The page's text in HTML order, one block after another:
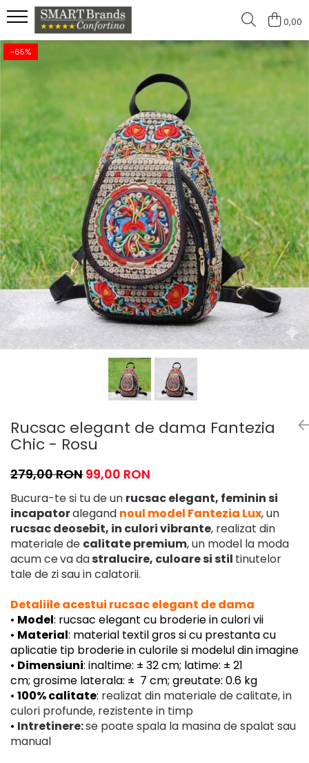
0,00
Rucsac elegant de dama Fantezia
Chic - Rosu
-65%
279,00 RON 99,00 RON
Bucura-te si tu de un rucsac elegant, feminin si
incapatoralegand noul model Fantezia Lux, un
rucsac deosebit, in culori vibrante, realizat din
materiale de calitatepremium, un model la moda
acum ceva dastralucire, culoare si stil tinutelor
tale de zi sau in calatorii.
Detaliile acestui rucsac elegant de dama
• Model: rucsac elegant cu broderie in culori vii
• Material: material textil gros si cu prestanta cu
aplicatie tip broderie in culorile si modelul din imagine
• Dimensiuni: inaltime: ± 32 cm; latime: ± 21
cm; grosime laterala: ± 7 cm; greutate: 0.6 kg
• 100% calitate: realizat din materiale de calitate, in
culori profunde, rezistente in timp
• Intretinere:se poate spala la masina de spalat sau
manual